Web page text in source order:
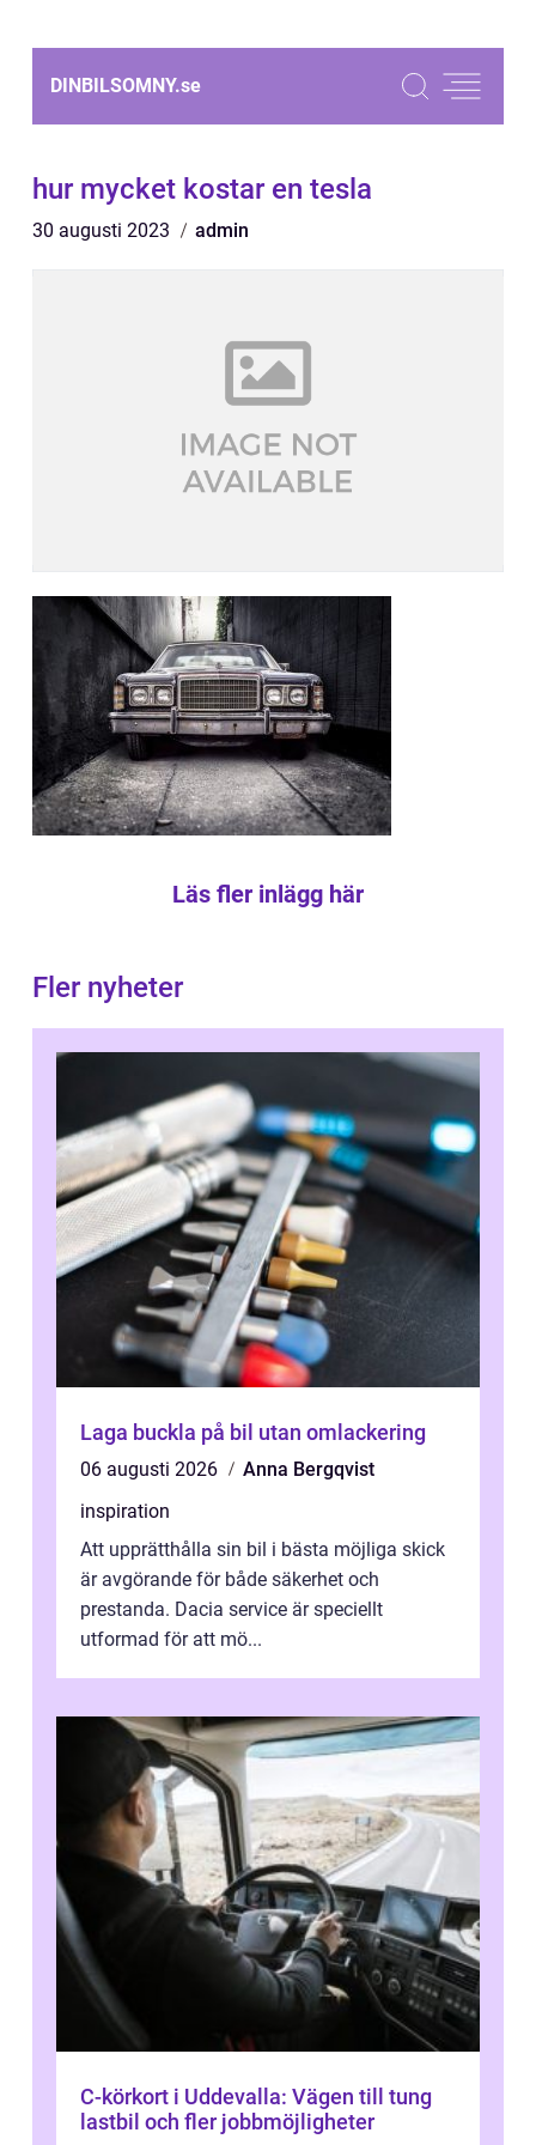
DINBILSOMNY.se
hur mycket kostar en tesla
30 augusti 2023 admin
Läs fler inlägg här
Fler nyheter
Laga buckla på bil utan omlackering
06 augusti 2026
Anna Bergqvist
inspiration
Att upprätthålla sin bil i bästa möjliga skick
är avgörande för både säkerhet och
prestanda. Dacia service är speciellt
utformad för att mö...
C-körkort i Uddevalla: Vägen till tung
lastbil och fler jobbmöjligheter